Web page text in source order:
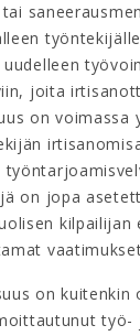
joita
on voimassa
on jopa
kilpailijan
on kuitenkin
työ-